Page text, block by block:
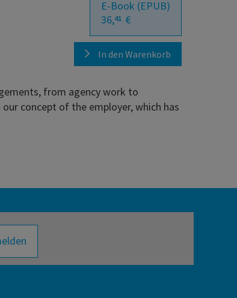
E-Book (EPUB)
36,41 €
In den Warenkorb
from agency work to
concept of the employer, which has